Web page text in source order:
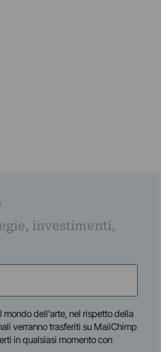
investimenti,
dell'arte, nel rispetto della
verranno trasferiti su MailChimp
in qualsiasi momento con